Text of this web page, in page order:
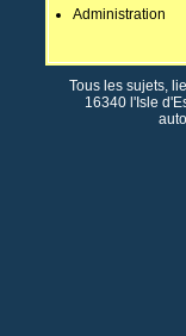
Administration
Tous les sujets,
16340 l'Isle